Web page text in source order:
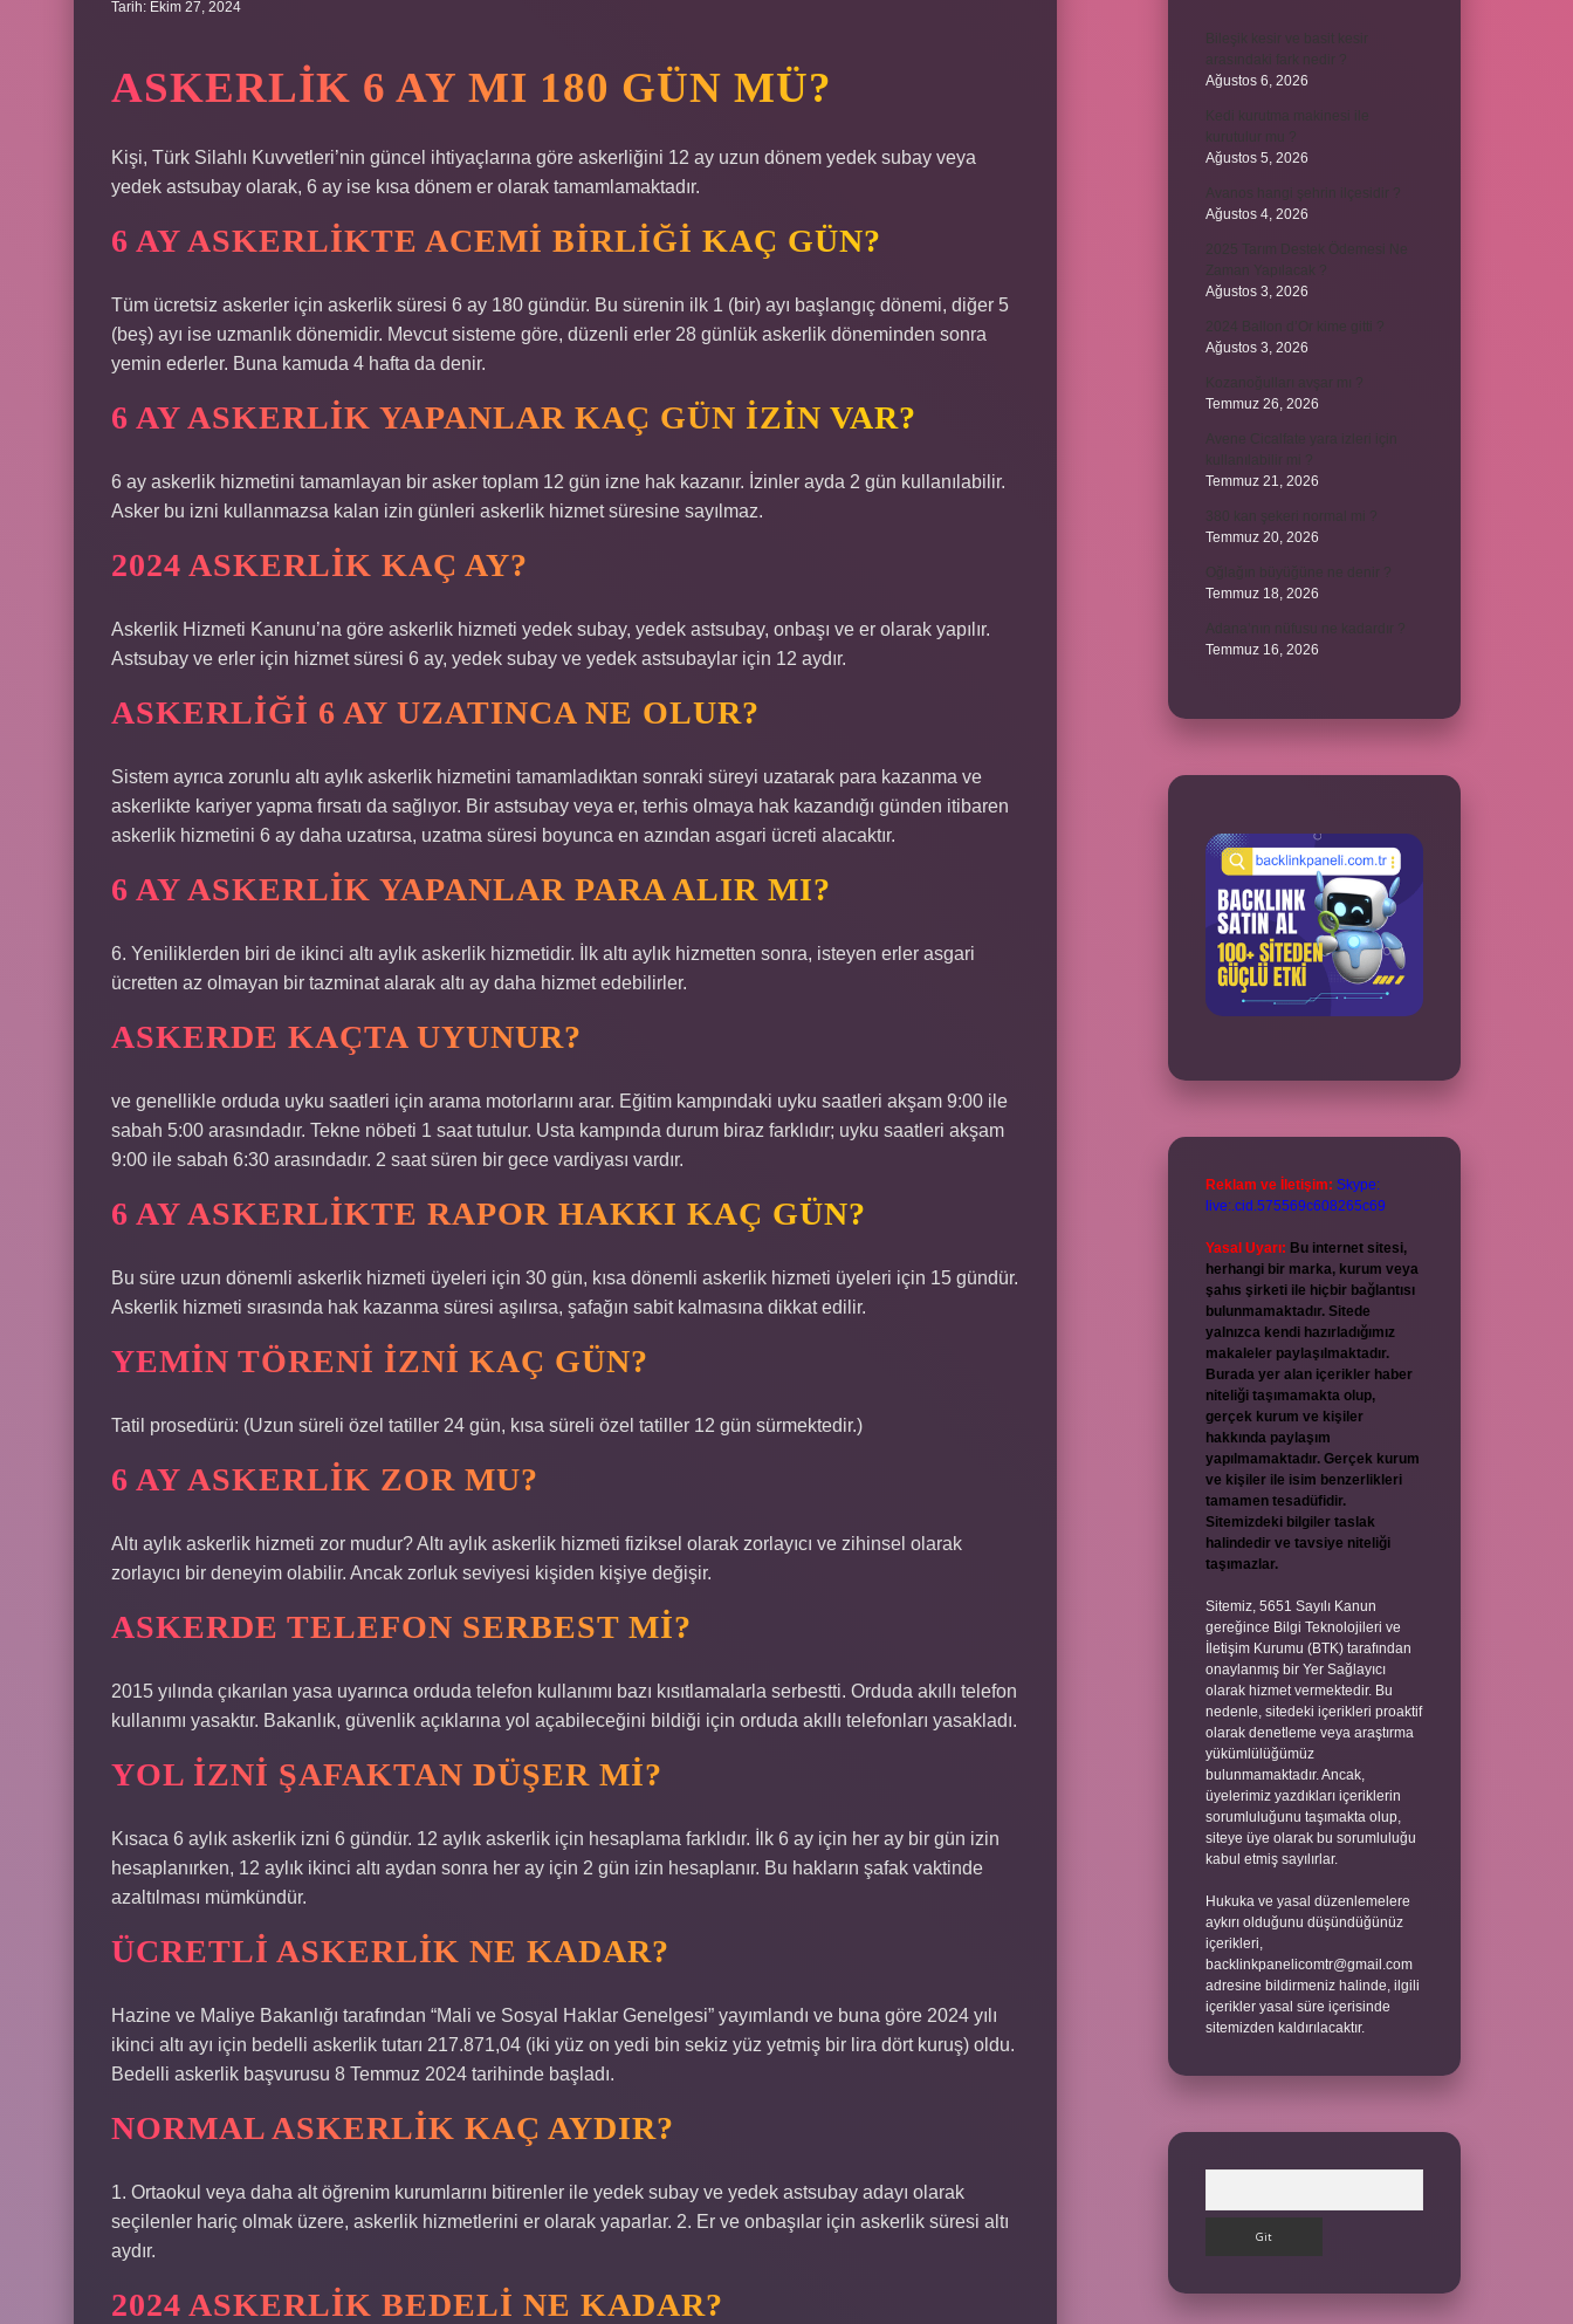
Tarih: Ekim 27, 2024
ASKERLIK 6 AY MI 180 GÜN MÜ?
Kişi, Türk Silahlı Kuvvetleri’nin güncel ihtiyaçlarına göre askerliğini 12 ay uzun dönem yedek subay veya
yedek astsubay olarak, 6 ay ise kısa dönem er olarak tamamlamaktadır.
6 AY ASKERLIKTE ACEMI BIRLIĞI KAÇ GÜN?
Tüm ücretsiz askerler için askerlik süresi 6 ay 180 gündür. Bu sürenin ilk 1 (bir) ayı başlangıç ​​dönemi, diğer 5
(beş) ayı ise uzmanlık dönemidir. Mevcut sisteme göre, düzenli erler 28 günlük askerlik döneminden sonra
yemin ederler. Buna kamuda 4 hafta da denir.
6 AY ASKERLIK YAPANLAR KAÇ GÜN IZIN VAR?
6 ay askerlik hizmetini tamamlayan bir asker toplam 12 gün izne hak kazanır. İzinler ayda 2 gün kullanılabilir.
Asker bu izni kullanmazsa kalan izin günleri askerlik hizmet süresine sayılmaz.
2024 ASKERLIK KAÇ AY?
Askerlik Hizmeti Kanunu’na göre askerlik hizmeti yedek subay, yedek astsubay, onbaşı ve er olarak yapılır.
Astsubay ve erler için hizmet süresi 6 ay, yedek subay ve yedek astsubaylar için 12 aydır.
ASKERLIĞI 6 AY UZATINCA NE OLUR?
Sistem ayrıca zorunlu altı aylık askerlik hizmetini tamamladıktan sonraki süreyi uzatarak para kazanma ve
askerlikte kariyer yapma fırsatı da sağlıyor. Bir astsubay veya er, terhis olmaya hak kazandığı günden itibaren
askerlik hizmetini 6 ay daha uzatırsa, uzatma süresi boyunca en azından asgari ücreti alacaktır.
6 AY ASKERLIK YAPANLAR PARA ALIR MI?
6. Yeniliklerden biri de ikinci altı aylık askerlik hizmetidir. İlk altı aylık hizmetten sonra, isteyen erler asgari
ücretten az olmayan bir tazminat alarak altı ay daha hizmet edebilirler.
ASKERDE KAÇTA UYUNUR?
ve genellikle orduda uyku saatleri için arama motorlarını arar. Eğitim kampındaki uyku saatleri akşam 9:00 ile
sabah 5:00 arasındadır. Tekne nöbeti 1 saat tutulur. Usta kampında durum biraz farklıdır; uyku saatleri akşam
9:00 ile sabah 6:30 arasındadır. 2 saat süren bir gece vardiyası vardır.
6 AY ASKERLIKTE RAPOR HAKKI KAÇ GÜN?
Bu süre uzun dönemli askerlik hizmeti üyeleri için 30 gün, kısa dönemli askerlik hizmeti üyeleri için 15 gündür.
Askerlik hizmeti sırasında hak kazanma süresi aşılırsa, şafağın sabit kalmasına dikkat edilir.
YEMIN TÖRENI IZNI KAÇ GÜN?
Tatil prosedürü: (Uzun süreli özel tatiller 24 gün, kısa süreli özel tatiller 12 gün sürmektedir.)
6 AY ASKERLIK ZOR MU?
Altı aylık askerlik hizmeti zor mudur? Altı aylık askerlik hizmeti fiziksel olarak zorlayıcı ve zihinsel olarak
zorlayıcı bir deneyim olabilir. Ancak zorluk seviyesi kişiden kişiye değişir.
ASKERDE TELEFON SERBEST MI?
2015 yılında çıkarılan yasa uyarınca orduda telefon kullanımı bazı kısıtlamalarla serbestti. Orduda akıllı telefon
kullanımı yasaktır. Bakanlık, güvenlik açıklarına yol açabileceğini bildiği için orduda akıllı telefonları yasakladı.
YOL IZNI ŞAFAKTAN DÜŞER MI?
Kısaca 6 aylık askerlik izni 6 gündür. 12 aylık askerlik için hesaplama farklıdır. İlk 6 ay için her ay bir gün izin
hesaplanırken, 12 aylık ikinci altı aydan sonra her ay için 2 gün izin hesaplanır. Bu hakların şafak vaktinde
azaltılması mümkündür.
ÜCRETLI ASKERLIK NE KADAR?
Hazine ve Maliye Bakanlığı tarafından “Mali ve Sosyal Haklar Genelgesi” yayımlandı ve buna göre 2024 yılı
ikinci altı ayı için bedelli askerlik tutarı 217.871,04 (iki yüz on yedi bin sekiz yüz yetmiş bir lira dört kuruş) oldu.
Bedelli askerlik başvurusu 8 Temmuz 2024 tarihinde başladı.
NORMAL ASKERLIK KAÇ AYDIR?
1. Ortaokul veya daha alt öğrenim kurumlarını bitirenler ile yedek subay ve yedek astsubay adayı olarak
seçilenler hariç olmak üzere, askerlik hizmetlerini er olarak yaparlar. 2. Er ve onbaşılar için askerlik süresi altı
aydır.
2024 ASKERLIK BEDELI NE KADAR?
Bileşik kesir ve basit kesir
Ağustos 6, 2026
Ağustos 5, 2026
Ağustos 4, 2026
2025 Tarım Destek Ödemesi Ne
Zaman Yapılacak ?
Ağustos 3, 2026
Ağustos 3, 2026
Temmuz 26, 2026
Temmuz 21, 2026
Temmuz 20, 2026
Temmuz 18, 2026
Temmuz 16, 2026
Reklam ve İletişim: Skype:
live:.cid.575569c608265c69
Yasal Uyarı: Bu internet sitesi,
herhangi bir marka, kurum veya
şahıs şirketi ile hiçbir bağlantısı
bulunmamaktadır. Sitede
yalnızca kendi hazırladığımız
makaleler paylaşılmaktadır.
Burada yer alan içerikler haber
niteliği taşımamakta olup,
gerçek kurum ve kişiler
hakkında paylaşım
yapılmamaktadır. Gerçek kurum
ve kişiler ile isim benzerlikleri
tamamen tesadüfidir.
Sitemizdeki bilgiler taslak
halindedir ve tavsiye niteliği
taşımazlar.
Sitemiz, 5651 Sayılı Kanun
gereğince Bilgi Teknolojileri ve
İletişim Kurumu (BTK) tarafından
onaylanmış bir Yer Sağlayıcı
olarak hizmet vermektedir. Bu
nedenle, sitedeki içerikleri proaktif
olarak denetleme veya araştırma
yükümlülüğümüz
bulunmamaktadır. Ancak,
üyelerimiz yazdıkları içeriklerin
sorumluluğunu taşımakta olup,
siteye üye olarak bu sorumluluğu
kabul etmiş sayılırlar.
Hukuka ve yasal düzenlemelere
aykırı olduğunu düşündüğünüz
içerikleri,
backlinkpanelicomtr@gmail.com
adresine bildirmeniz halinde, ilgili
içerikler yasal süre içerisinde
sitemizden kaldırılacaktır.